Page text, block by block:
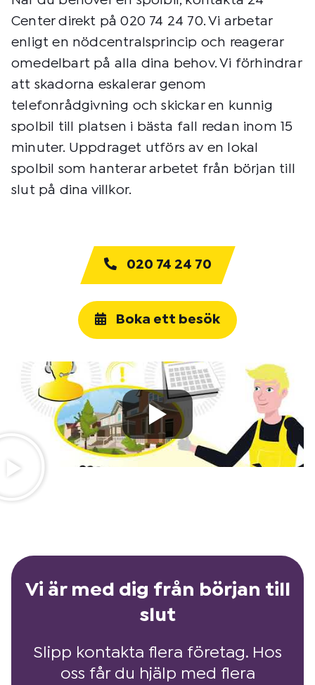
Center direkt på 020 74 24 70. Vi arbetar
enligt en nödcentralsprincip och reagerar
omedelbart på alla dina behov. Vi förhindrar
att skadorna eskalerar genom
telefonrådgivning och skickar en kunnig
spolbil till platsen i bästa fall redan inom 15
minuter. Uppdraget utförs av en lokal
spolbil som hanterar arbetet från början till
slut på dina villkor.
020 74 24 70
Boka ett besök
Vi är med dig från början till
slut
Slipp kontakta flera företag. Hos
oss får du hjälp med flera